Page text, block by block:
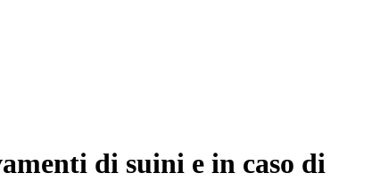
di suini e in caso di